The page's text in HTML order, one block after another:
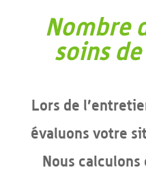
Nombre
soins
Lors de
évaluons votre
Nous